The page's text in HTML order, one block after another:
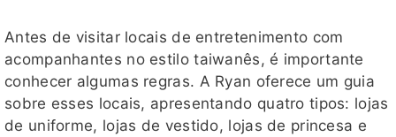
Antes de visitar locais de entretenimento com
acompanhantes no estilo taiwanês, é importante
conhecer algumas regras. A Ryan oferece um guia
sobre esses locais, apresentando quatro tipos: lojas
de uniforme, lojas de vestido, lojas de princesa e